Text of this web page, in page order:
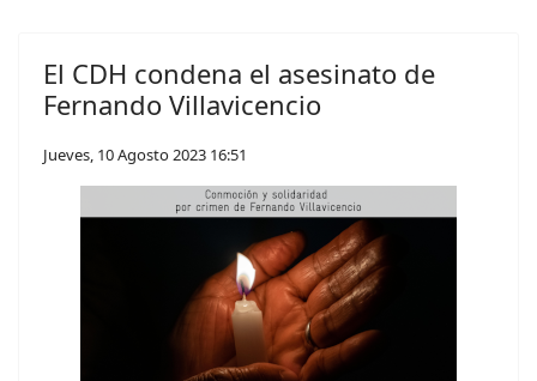
El CDH condena el asesinato de
Fernando Villavicencio
Jueves, 10 Agosto 2023 16:51